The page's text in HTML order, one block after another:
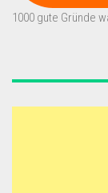
1000 gute Gründe